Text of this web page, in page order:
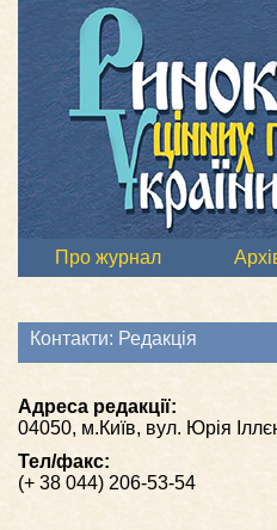
Про журнал
Контакти: Редакція
Адреса редакції:
04050, м.Київ, вул. Юрія
Тел/факс:
(+ 38 044) 206-53-54